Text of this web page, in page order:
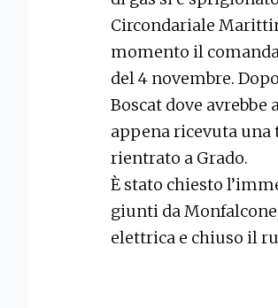
Circondariale
momento il
del 4 novembre.
Boscat dove
appena ricevuta
rientrato a Grado.
È stato chiesto
giunti da
elettrica e chiuso il